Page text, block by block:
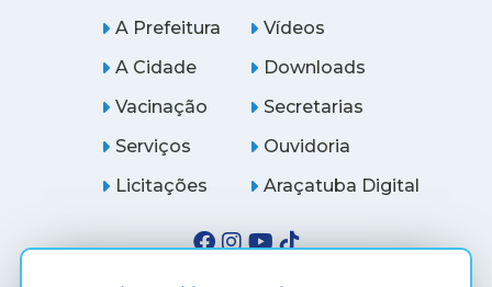
A Prefeitura
A Cidade
Vídeos
Downloads
Vacinação
Serviços
Licitações
Secretarias
Ouvidoria
Araçatuba Digital